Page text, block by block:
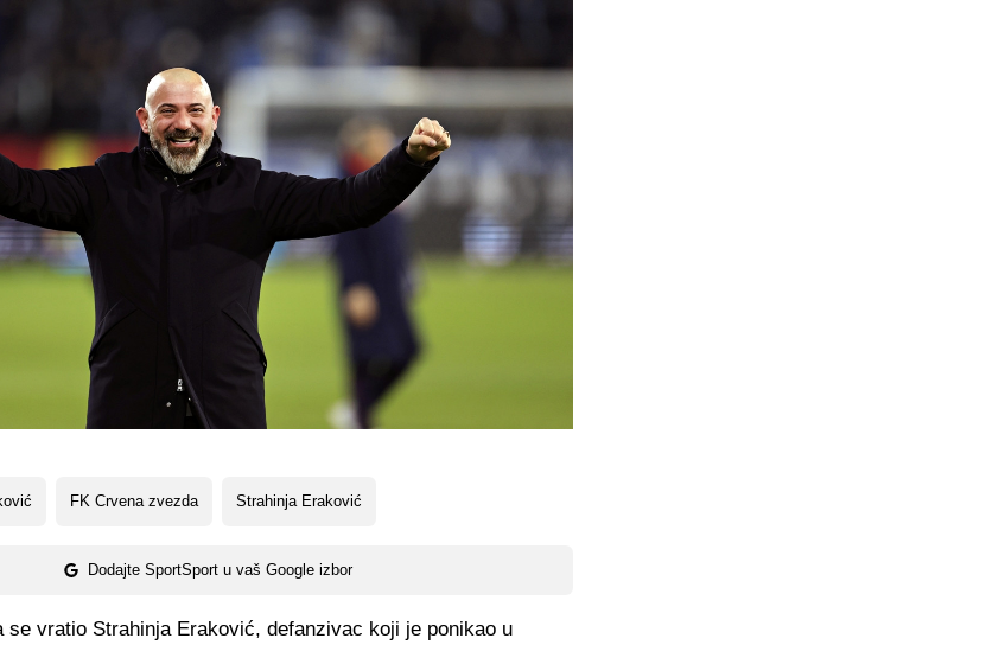
FK Crvena zvezda Strahinja Eraković
Dodajte SportSport u vaš Google izbor
se vratio Strahinja Eraković, defanzivac koji je ponikao u